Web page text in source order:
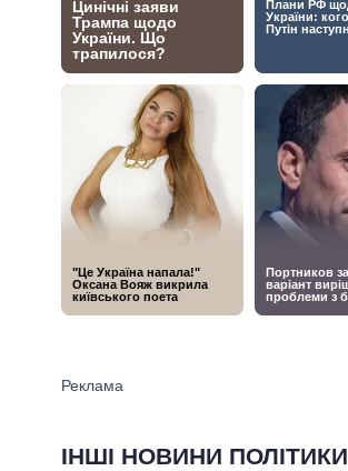
ІНШІ НОВИНИ ПОЛІТИКИ